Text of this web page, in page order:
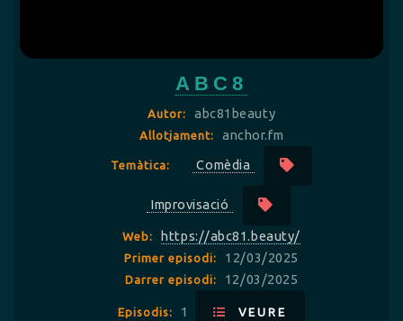
ABC8
Autor: abc81beauty
Allotjament: anchor.fm
Temàtica: Comèdia
Improvisació
Web: https://abc81.beauty/
Primer episodi: 12/03/2025
Darrer episodi: 12/03/2025
Episodis: 1 VEURE